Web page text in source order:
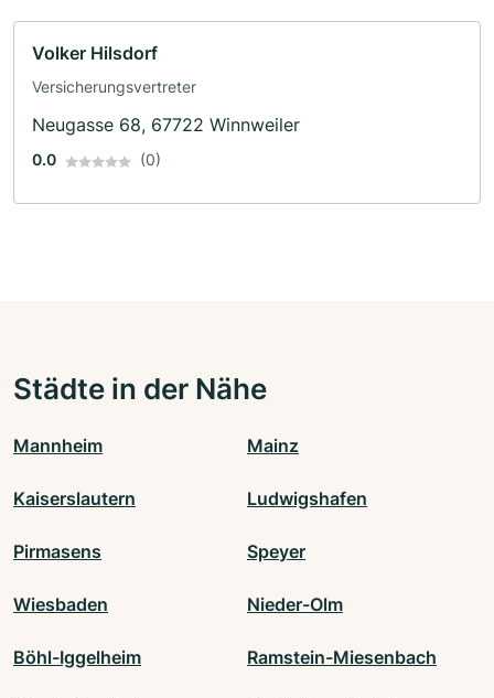
Volker Hilsdorf
Versicherungsvertreter
Neugasse 68, 67722 Winnweiler
0.0 (0)
Städte in der Nähe
Mannheim Mainz
Kaiserslautern Ludwigshafen
Pirmasens Speyer
Wiesbaden Nieder-Olm
Böhl-Iggelheim Ramstein-Miesenbach